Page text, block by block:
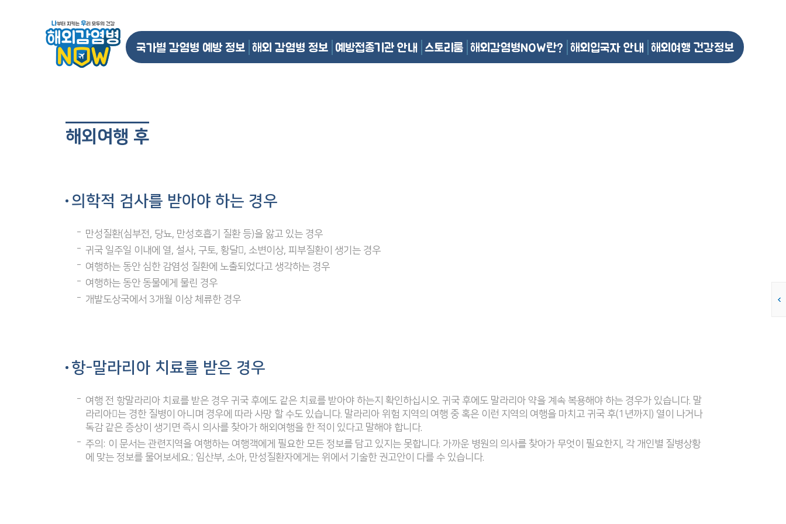
국가별 감염병 예방 정보 해외 감염병 정보 예방접종기관 안내 스토리룸 해외감염병NOW란? 해외입국자 안내 해외여행 건강정보
해외여행 후
의학적 검사를 받아야 하는 경우
만성질환(심부전, 당뇨, 만성호흡기 질환 등)을 앓고 있는 경우
귀국 일주일 이내에 열, 설사, 구토, 황달, 소변이상, 피부질환이 생기는 경우
여행하는 동안 심한 감염성 질환에 노출되었다고 생각하는 경우
여행하는 동안 동물에게 물린 경우
개발도상국에서 3개월 이상 체류한 경우
항-말라리아 치료를 받은 경우
여행 전 항말라리아 치료를 받은 경우 귀국 후에도 같은 치료를 받아야 하는지 확인하십시오. 귀국 후에도 말라리아 약을 계속 복용해야 하는 경우가 있습니다. 말
라리아는 경한 질병이 아니며 경우에 따라 사망 할 수도 있습니다. 말라리아 위험 지역의 여행 중 혹은 이런 지역의 여행을 마치고 귀국 후(1년까지) 열이 나거나
독감 같은 증상이 생기면 즉시 의사를 찾아가 해외여행을 한 적이 있다고 말해야 합니다.
주의: 이 문서는 관련지역을 여행하는 여행객에게 필요한 모든 정보를 담고 있지는 못합니다. 가까운 병원의 의사를 찾아가 무엇이 필요한지, 각 개인별 질병상황
에 맞는 정보를 물어보세요.; 임산부, 소아, 만성질환자에게는 위에서 기술한 권고안이 다를 수 있습니다.